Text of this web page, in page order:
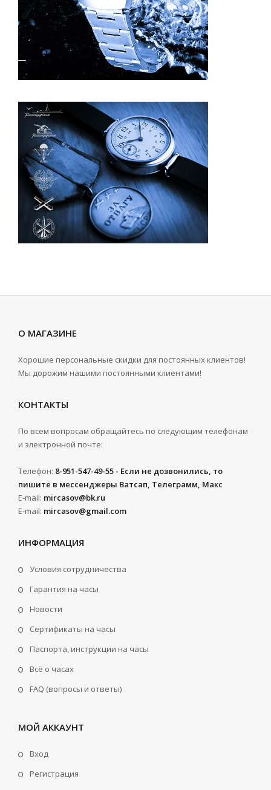
О МАГАЗИНЕ
Хорошие персональные скидки для постоянных клиентов!
Мы дорожим нашими постоянными клиентами!
КОНТАКТЫ
По всем вопросам обращайтесь по следующим телефонам
и электронной почте:
Телефон: 8-951-547-49-55 - Если не дозвонились, то
пишите в мессенджеры Ватсап, Телеграмм, Макс
E-mail: mircasov@bk.ru
E-mail: mircasov@gmail.com
ИНФОРМАЦИЯ
Условия сотрудничества
Гарантия на часы
Новости
Сертификаты на часы
Паспорта, инструкции на часы
Всё о часах
FAQ (вопросы и ответы)
МОЙ АККАУНТ
Вход
Регистрация